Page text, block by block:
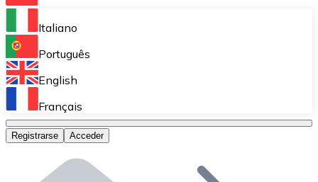
Bitnovo Ramp
Integra nuestra solución en tu plataforma.
Bitnovo Giftcards
Bitnovo OTC
Bitnovo ATM
Italiano
Português
English
Français
Registrarse Acceder